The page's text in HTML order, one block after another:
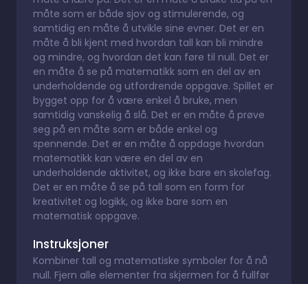
måte som er både sjov og stimulerende, og
samtidig en måte å utvikle sine evner. Det er en
måte å bli kjent med hvordan tall kan bli mindre
og mindre, og hvordan det kan føre til null. Det er
en måte å se på matematikk som en del av en
underholdende og utfordrende oppgave. Spillet er
bygget opp for å være enkel å bruke, men
samtidig vanskelig å slå. Det er en måte å prøve
seg på en måte som er både enkel og
spennende. Det er en måte å oppdage hvordan
matematikk kan være en del av en
underholdende aktivitet, og ikke bare en skolefag.
Det er en måte å se på tall som en form for
kreativitet og logikk, og ikke bare som en
matematisk oppgave.
Instruksjoner
Kombiner tall og matematiske symboler for å nå
null. Fjern alle elementer fra skjermen for å fullfør